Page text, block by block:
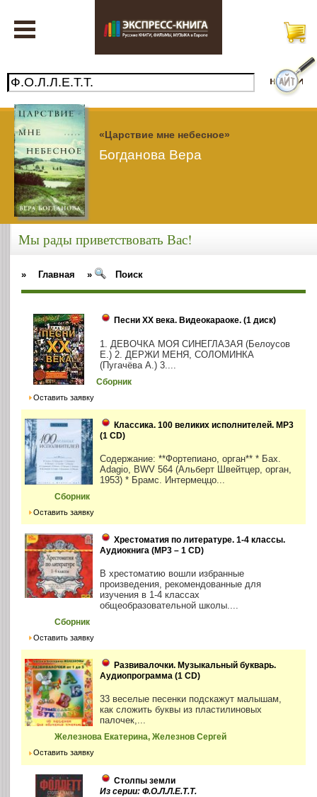
«Царствие мне небесное»
Богданова Вера
Мы рады приветствовать Вас!
» Главная » Поиск
Песни ХХ века. Видеокараоке. (1 диск)
1. ДЕВОЧКА МОЯ СИНЕГЛАЗАЯ (Белоусов
Е.) 2. ДЕРЖИ МЕНЯ, СОЛОМИНКА
(Пугачёва А.) 3....
Сборник
Оставить заявку
Классика. 100 великих исполнителей. MP3
(1 CD)
Содержание: **Фортепиано, орган** * Бах.
Adagio, BWV 564 (Альберт Швейтцер, орган,
1953) * Брамс. Интермеццо...
Сборник
Оставить заявку
Хрестоматия по литературе. 1-4 классы.
Аудиокнига (MP3 – 1 CD)
В хрестоматию вошли избранные
произведения, рекомендованные для
изучения в 1-4 классах
общеобразовательной школы....
Сборник
Оставить заявку
Развивалочки. Музыкальный букварь.
Аудиопрограмма (1 CD)
33 веселые песенки подскажут малышам,
как сложить буквы из пластилиновых
палочек,...
Железнова Екатерина, Железнов Сергей
Оставить заявку
Столпы земли
Из серии: Ф.О.Л.Л.Е.Т.Т.